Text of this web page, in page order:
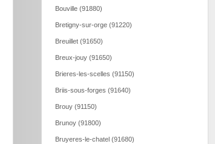
Bouville (91880)
Bretigny-sur-orge (91220)
Breuillet (91650)
Breux-jouy (91650)
Brieres-les-scelles (91150)
Briis-sous-forges (91640)
Brouy (91150)
Brunoy (91800)
Bruyeres-le-chatel (91680)